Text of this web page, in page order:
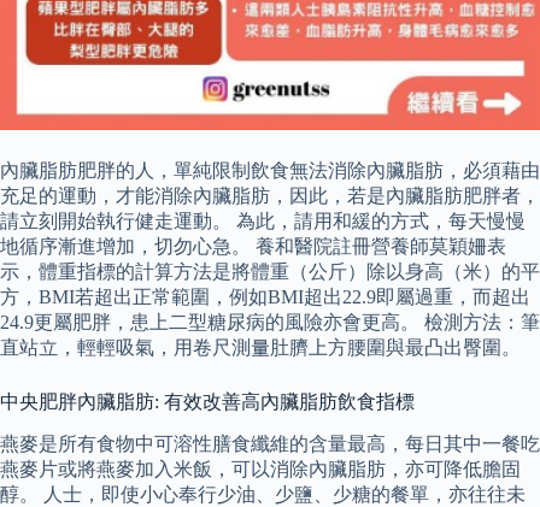
內臟脂肪肥胖的人，單純限制飲食無法消除內臟脂肪，必須藉由
充足的運動，才能消除內臟脂肪，因此，若是內臟脂肪肥胖者，
請立刻開始執行健走運動。 為此，請用和緩的方式，每天慢慢
地循序漸進增加，切勿心急。 養和醫院註冊營養師莫穎姍表
示，體重指標的計算方法是將體重（公斤）除以身高（米）的平
方，BMI若超出正常範圍，例如BMI超出22.9即屬過重，而超出
24.9更屬肥胖，患上二型糖尿病的風險亦會更高。 檢測方法：筆
直站立，輕輕吸氣，用卷尺測量肚臍上方腰圍與最凸出臀圍。
中央肥胖內臟脂肪: 有效改善高內臟脂肪飲食指標
燕麥是所有食物中可溶性膳食纖維的含量最高，每日其中一餐吃
燕麥片或將燕麥加入米飯，可以消除內臟脂肪，亦可降低膽固
醇。 人士，即使小心奉行少油、少鹽、少糖的餐單，亦往往未